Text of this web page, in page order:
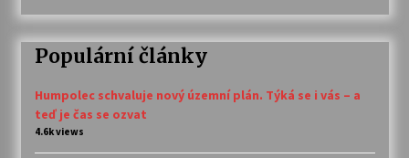
Populární články
Humpolec schvaluje nový územní plán. Týká se i vás – a
teď je čas se ozvat
4.6k views